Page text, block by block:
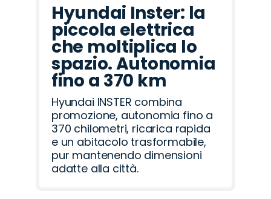
Hyundai Inster: la
piccola elettrica
che moltiplica lo
spazio. Autonomia
fino a 370 km
Hyundai INSTER combina
promozione, autonomia fino a
370 chilometri, ricarica rapida
e un abitacolo trasformabile,
pur mantenendo dimensioni
adatte alla città.